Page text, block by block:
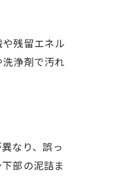
残留エネル
浄剤で汚れ
なり、誤っ
部の泥詰ま